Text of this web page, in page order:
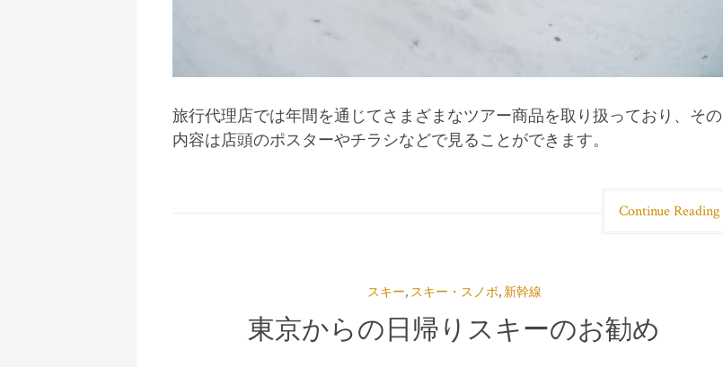
旅行代理店では年間を通じてさまざまなツアー商品を取り扱っており、その
内容は店頭のポスターやチラシなどで見ることができます。
Continue Reading
スキー, スキー・スノボ,新幹線
東京からの日帰りスキーのお勧め